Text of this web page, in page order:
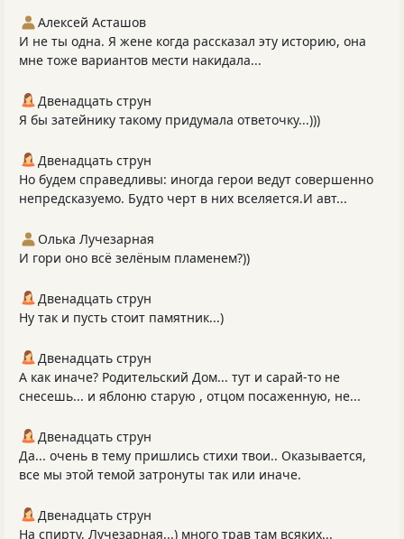
Алексей Асташов
И не ты одна. Я жене когда рассказал эту историю, она
мне тоже вариантов мести накидала...
Двенадцать струн
Я бы затейнику такому придумала ответочку...)))
Двенадцать струн
Но будем справедливы: иногда герои ведут совершенно
непредсказуемо. Будто черт в них вселяется.И авт...
Олька Лучезарная
И гори оно всё зелёным пламенем?))
Двенадцать струн
Ну так и пусть стоит памятник...)
Двенадцать струн
А как иначе? Родительский Дом... тут и сарай-то не
снесешь... и яблоню старую , отцом посаженную, не...
Двенадцать струн
Да... очень в тему пришлись стихи твои.. Оказывается,
все мы этой темой затронуты так или иначе.
Двенадцать струн
На спирту, Лучезарная...) много трав там всяких...